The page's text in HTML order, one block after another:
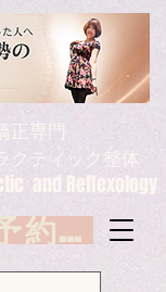
専門
クティック整体
and Reflexology
今すぐご予約 Book now